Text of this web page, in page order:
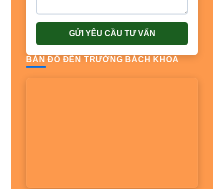
GỬI YÊU CẦU TƯ VẤN
BẢN ĐỒ ĐẾN TRƯỜNG BÁCH KHOA